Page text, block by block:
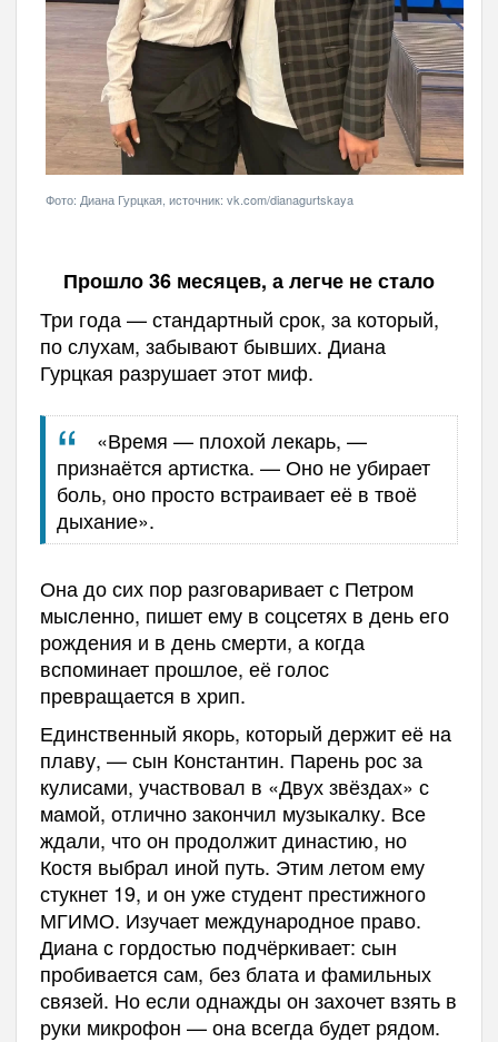
Фото: Диана Гурцкая, источник: vk.com/dianagurtskaya
Прошло 36 месяцев, а легче не стало
Три года — стандартный срок, за который,
по слухам, забывают бывших. Диана
Гурцкая разрушает этот миф.
«Время — плохой лекарь, —
признаётся артистка. — Оно не убирает
боль, оно просто встраивает её в твоё
дыхание».
Она до сих пор разговаривает с Петром
мысленно, пишет ему в соцсетях в день его
рождения и в день смерти, а когда
вспоминает прошлое, её голос
превращается в хрип.
Единственный якорь, который держит её на
плаву, — сын Константин. Парень рос за
кулисами, участвовал в «Двух звёздах» с
мамой, отлично закончил музыкалку. Все
ждали, что он продолжит династию, но
Костя выбрал иной путь. Этим летом ему
стукнет 19, и он уже студент престижного
МГИМО. Изучает международное право.
Диана с гордостью подчёркивает: сын
пробивается сам, без блата и фамильных
связей. Но если однажды он захочет взять в
руки микрофон — она всегда будет рядом.